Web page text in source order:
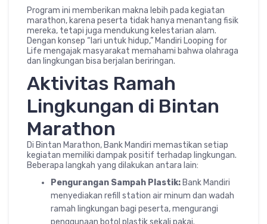
Program ini memberikan makna lebih pada kegiatan
marathon, karena peserta tidak hanya menantang fisik
mereka, tetapi juga mendukung kelestarian alam.
Dengan konsep “lari untuk hidup,” Mandiri Looping for
Life mengajak masyarakat memahami bahwa olahraga
dan lingkungan bisa berjalan beriringan.
Aktivitas Ramah
Lingkungan di Bintan
Marathon
Di Bintan Marathon, Bank Mandiri memastikan setiap
kegiatan memiliki dampak positif terhadap lingkungan.
Beberapa langkah yang dilakukan antara lain:
Pengurangan Sampah Plastik: Bank Mandiri
menyediakan refill station air minum dan wadah
ramah lingkungan bagi peserta, mengurangi
penggunaan botol plastik sekali pakai.